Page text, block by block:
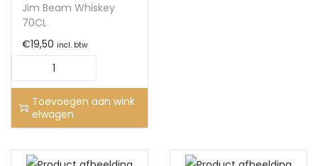
Jim Beam Whiskey
70CL
€19,50 incl. btw
Toevoegen aan wink
elwagen